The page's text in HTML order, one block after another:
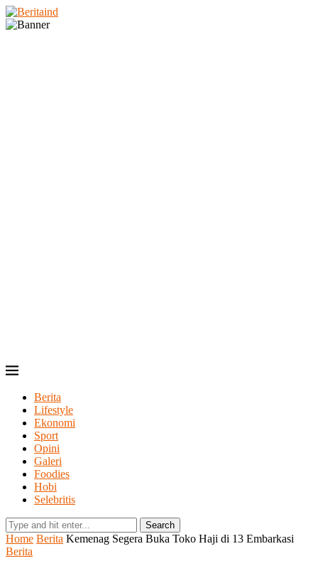
Berita
Lifestyle
Ekonomi
Sport
Opini
Galeri
Foodies
Hobi
Selebritis
Search
Home Berita Kemenag Segera Buka Toko Haji di 13 Embarkasi
Berita